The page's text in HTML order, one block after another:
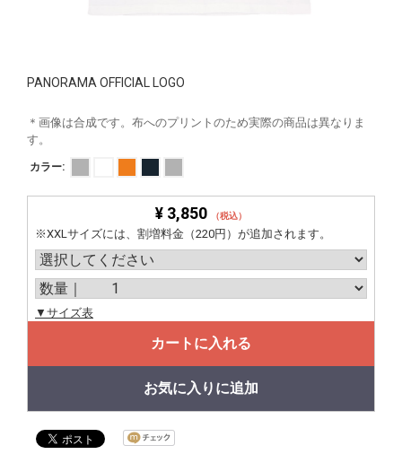
PANORAMA OFFICIAL LOGO
＊画像は合成です。布へのプリントのため実際の商品は異なりま
す。
カラー:
¥ 3,850 （税込）
※XXLサイズには、割増料金（220円）が追加されます。
▼サイズ表
カートに入れる
お気に入りに追加